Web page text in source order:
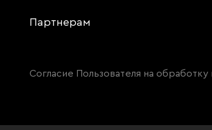
Партнерам
Согласие Пользователя на